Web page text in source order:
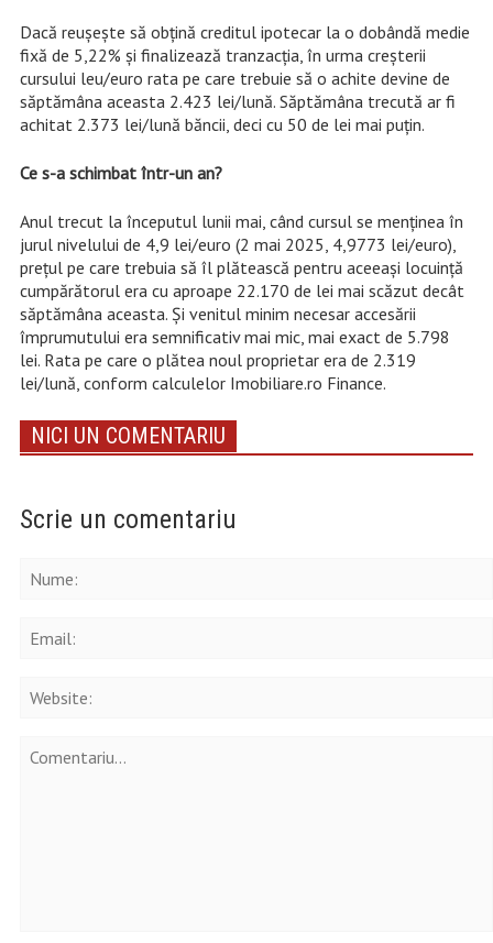
Dacă reușește să obțină creditul ipotecar la o dobândă medie
fixă de 5,22% și finalizează tranzacția, în urma creșterii
cursului leu/euro rata pe care trebuie să o achite devine de
săptămâna aceasta 2.423 lei/lună. Săptămâna trecută ar fi
achitat 2.373 lei/lună băncii, deci cu 50 de lei mai puțin.
Ce s-a schimbat într-un an?
Anul trecut la începutul lunii mai, când cursul se menținea în
jurul nivelului de 4,9 lei/euro (2 mai 2025, 4,9773 lei/euro),
prețul pe care trebuia să îl plătească pentru aceeași locuință
cumpărătorul era cu aproape 22.170 de lei mai scăzut decât
săptămâna aceasta. Și venitul minim necesar accesării
împrumutului era semnificativ mai mic, mai exact de 5.798
lei. Rata pe care o plătea noul proprietar era de 2.319
lei/lună, conform calculelor Imobiliare.ro Finance.
NICI UN COMENTARIU
Scrie un comentariu